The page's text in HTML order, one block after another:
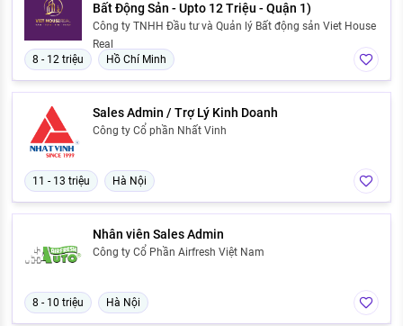
Bất Động Sản - Upto 12 Triệu - Quận 1)
Công ty TNHH Đầu tư và Quản lý Bất động sản Viet House
Real
8 - 12 triệu
Hồ Chí Minh
Sales Admin / Trợ Lý Kinh Doanh
Công ty Cổ phần Nhất Vinh
11 - 13 triệu Hà Nội
Nhân viên Sales Admin
Công ty Cổ Phần Airfresh Việt Nam
8 - 10 triệu Hà Nội